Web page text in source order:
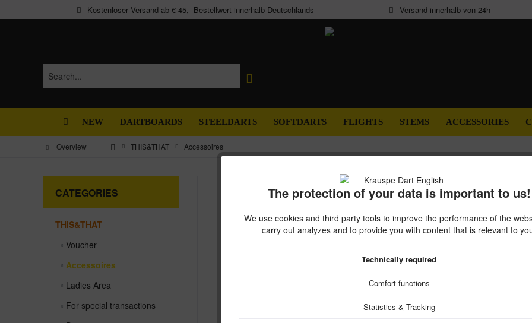
Kostenloser Versand ab € 45,- Bestellwert innerhalb Deutschlands Versand innerhalb von 24h
NEW DARTBOARDS STEELDARTS SOFTDARTS FLIGHTS STEMS ACCESSORIES
The protection of your data is important to us!
We use cookies and third party tools to improve the performance of the
carry out analyzes and to provide you with content that is relevant to
Technically required
Comfort functions
Statistics & Tracking
Overview THIS&THAT Accessoires
CATEGORIES
THIS&THAT
Voucher
Accessoires
Ladies Area
For special transactions
€7.95
Ready for